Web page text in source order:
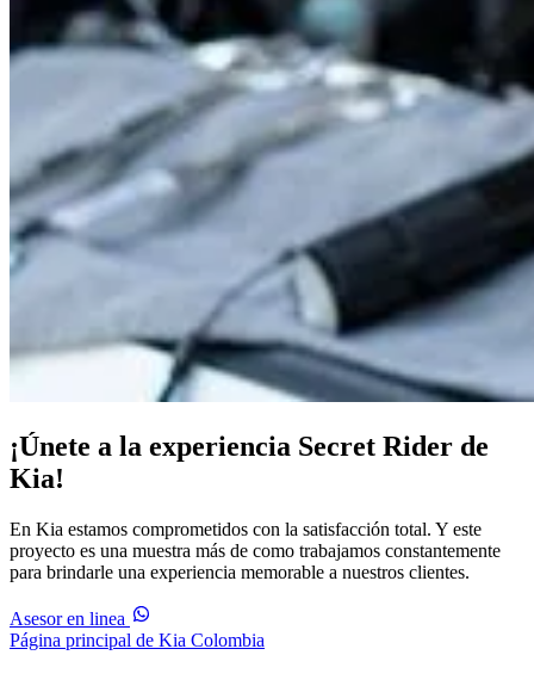
¡Únete a la experiencia Secret Rider de
Kia!
En Kia estamos comprometidos con la satisfacción total. Y este
proyecto es una muestra más de como trabajamos constantemente
para brindarle una experiencia memorable a nuestros clientes.
Asesor en linea
Página principal de Kia Colombia